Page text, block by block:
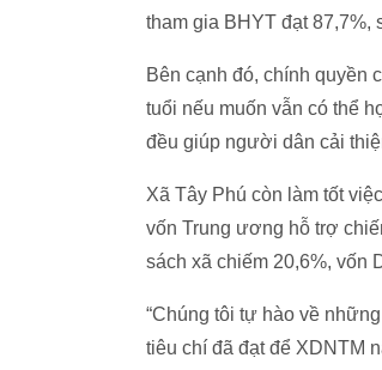
tham gia BHYT đạt
Bên cạnh đó, chính quyền
tuổi nếu muốn vẫn có thể
đều giúp người dân cải
Xã Tây Phú còn làm tốt
vốn Trung ương hỗ trợ
sách xã chiếm 20,6%, vốn
“Chúng tôi tự hào về
tiêu chí đã đạt để XDNTM